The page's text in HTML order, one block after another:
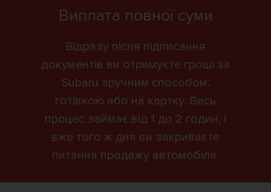
Виплата повної суми
Відразу після підписання
документів ви отримуєте гроші за
Subaru зручним способом:
готівкою або на картку. Весь
процес займає від 1 до 2 годин, і
вже того ж дня ви закриваєте
питання продажу автомобіля.